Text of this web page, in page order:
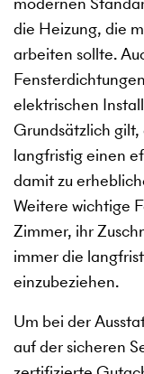
die Heizung, die
arbeiten sollte.
elektrischen
Grundsätzlich
langfristig einen
damit zu
Weitere wichtige
Zimmer, ihr
immer die
einzubeziehen.
Um bei der
auf der sicheren